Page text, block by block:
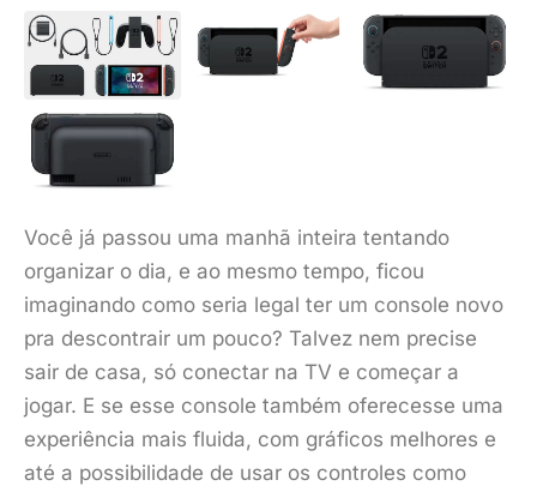
Você já passou uma manhã inteira tentando
organizar o dia, e ao mesmo tempo, ficou
imaginando como seria legal ter um console novo
pra descontrair um pouco? Talvez nem precise
sair de casa, só conectar na TV e começar a
jogar. E se esse console também oferecesse uma
experiência mais fluida, com gráficos melhores e
até a possibilidade de usar os controles como